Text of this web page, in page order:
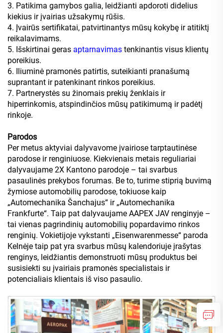
3. Patikima gamybos galia, leidžianti apdoroti didelius
kiekius ir įvairias užsakymų rūšis.
4. Įvairūs sertifikatai, patvirtinantys mūsų kokybę ir atitiktį
reikalavimams.
5. Išskirtinai geras aptarnavimas tenkinantis visus klientų
poreikius.
6. Iliuminė pramonės patirtis, suteikianti pranašumą
suprantant ir patenkinant rinkos poreikius.
7. Partnerystės su žinomais prekių ženklais ir
hiperrinkomis, atspindinčios mūsų patikimumą ir padėtį
rinkoje.
Parodos
Per metus aktyviai dalyvavome įvairiose tarptautinėse
parodose ir renginiuose. Kiekvienais metais reguliariai
dalyvaujame 2X Kantono parodoje – tai svarbus
pasaulinės prekybos forumas. Be to, turime stiprią buvimą
žymiose automobilių parodose, tokiuose kaip
„Automechanika Šanchajus“ ir „Automechanika
Frankfurte“. Taip pat dalyvaujame AAPEX JAV renginyje –
tai vienas pagrindinių automobilių popardavimo rinkos
renginių. Vokietijoje vykstanti „Eisenwarenmesse“ paroda
Kelnėje taip pat yra svarbus mūsų kalendoriuje įrašytas
renginys, leidžiantis demonstruoti mūsų produktus bei
susisiekti su įvairiais pramonės specialistais ir
potencialiais klientais iš viso pasaulio.